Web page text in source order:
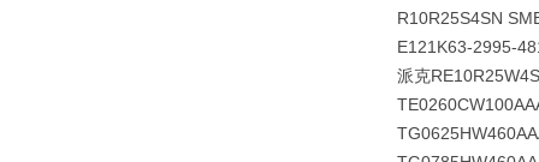
R10R25S4SN
E121K63-2995-
派克